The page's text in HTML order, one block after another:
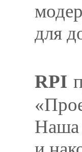
для
RPI
Наша